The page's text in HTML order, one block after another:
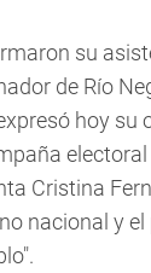
su
de Río
hoy su
Cristina
nacional y